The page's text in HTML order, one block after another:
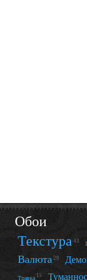
Обои
Текстура 43
Валюта 29
Травка 15